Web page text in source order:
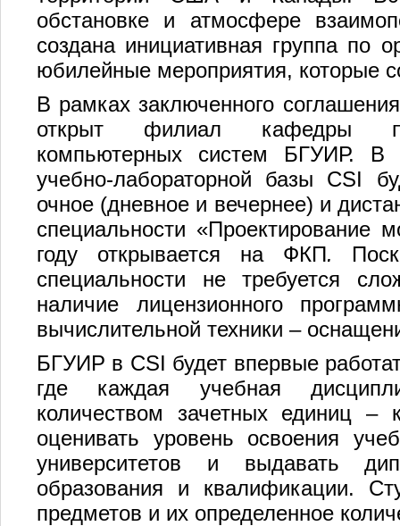
обстановке и атмосфере
создана инициативная группа по
юбилейные мероприятия, которые
В рамках заключенного
открыт филиал кафедры
компьютерных систем БГУИР. В
учебно-лабораторной базы CSI
очное (дневное и вечернее) и
специальности «Проектирование
году открывается на ФКП.
специальности не требуется
наличие лицензионного
вычислительной техники –
БГУИР в CSI будет впервые
где каждая учебная
количеством зачетных единиц –
оценивать уровень освоения
университетов и выдавать
образования и квалификации.
предметов и их определенное